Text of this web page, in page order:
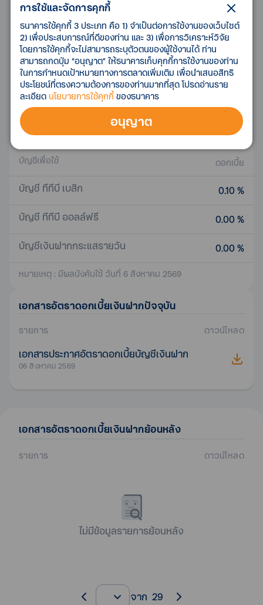
3 เดือน
สูงสุด 0.60 %
6 เดือน
สูงสุด 0.65 %
12 เดือน
สูงสุด 0.75 %
24 เดือน
สูงสุด 0.90 %
บัญชีเพื่อใช้ ดอกเบี้ย
บัญชี ทีทีบี เบสิก
0.10 %
บัญชี ทีทีบี ออลล์ฟรี
0.00 %
บัญชีเงินฝากกระแสรายวัน
0.00 %
หมายเหตุ : มีผลบังคับใช้ วันที่ 6 สิงหาคม 2569
เอกสารอัตราดอกเบี้ยเงินฝากปัจจุบัน
รายการ ดาวน์โหลด
เอกสารประกาศอัตราดอกเบี้ยบัญชีเงินฝาก
06 สิงหาคม 2569
เอกสารอัตราดอกเบี้ยเงินฝากย้อนหลัง
รายการ ดาวน์โหลด
ไม่มีข้อมูลรายการย้อนหลัง
จาก 29
การใช้และจัดการคุกกี้
ธนาคารใช้คุกกี้ 3 ประเภท คือ 1) จำเป็นต่อการใช้งานของเว็บไซต์
2) เพื่อประสบการณ์ที่ดีของท่าน และ 3) เพื่อการวิเคราะห์วิจัย
โดยการใช้คุกกี้จะไม่สามารถระบุตัวตนของผู้ใช้งานได้ ท่าน
สามารถกดปุ่ม “อนุญาต” ให้ธนาคารเก็บคุกกี้การใช้งานของท่าน
ในการกำหนดเป้าหมายทางการตลาดเพิ่มเติม เพื่อนำเสนอสิทธิ
ประโยชน์ที่ตรงความต้องการของท่านมากที่สุด โปรดอ่านราย
ละเอียด นโยบายการใช้คุกกี้ ของธนาคาร
อนุญาต